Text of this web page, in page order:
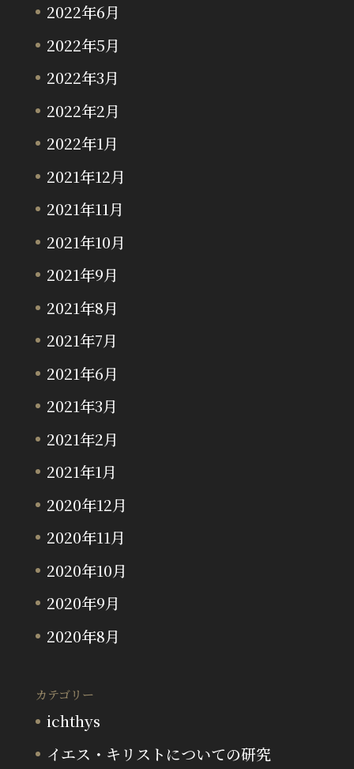
2022年6月
2022年5月
2022年3月
2022年2月
2022年1月
2021年12月
2021年11月
2021年10月
2021年9月
2021年8月
2021年7月
2021年6月
2021年3月
2021年2月
2021年1月
2020年12月
2020年11月
2020年10月
2020年9月
2020年8月
カテゴリー
ichthys
イエス・キリストについての研究